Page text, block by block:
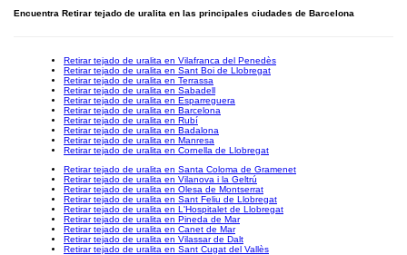
Encuentra Retirar tejado de uralita en las principales ciudades de Barcelona
Retirar tejado de uralita en Vilafranca del Penedès
Retirar tejado de uralita en Sant Boi de Llobregat
Retirar tejado de uralita en Terrassa
Retirar tejado de uralita en Sabadell
Retirar tejado de uralita en Esparreguera
Retirar tejado de uralita en Barcelona
Retirar tejado de uralita en Rubí
Retirar tejado de uralita en Badalona
Retirar tejado de uralita en Manresa
Retirar tejado de uralita en Cornella de Llobregat
Retirar tejado de uralita en Santa Coloma de Gramenet
Retirar tejado de uralita en Vilanova i la Geltrú
Retirar tejado de uralita en Olesa de Montserrat
Retirar tejado de uralita en Sant Feliu de Llobregat
Retirar tejado de uralita en L'Hospitalet de Llobregat
Retirar tejado de uralita en Pineda de Mar
Retirar tejado de uralita en Canet de Mar
Retirar tejado de uralita en Vilassar de Dalt
Retirar tejado de uralita en Sant Cugat del Vallès